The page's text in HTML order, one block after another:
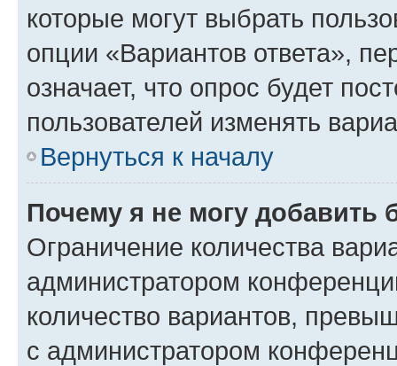
которые могут выбрать
опции «Вариантов ответа»,
означает, что опрос будет
пользователей изменять
Вернуться к началу
Почему я не могу добавить
Ограничение количества
администратором
количество вариантов,
с администратором